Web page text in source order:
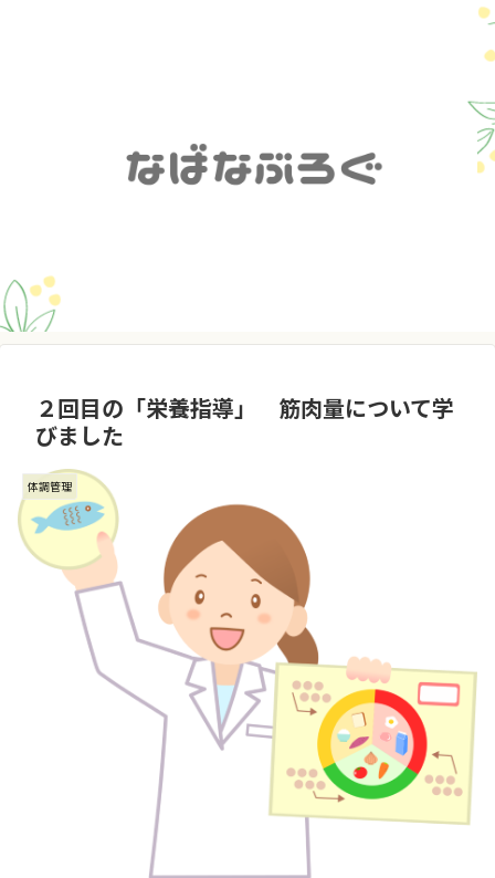
２回目の「栄養指導」 筋肉量について学
びました
体調管理